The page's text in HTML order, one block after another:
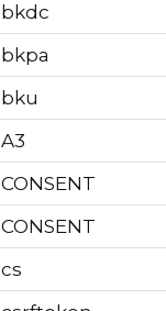
bkdc
bkpa
bku
A3
CONSENT
CONSENT
cs